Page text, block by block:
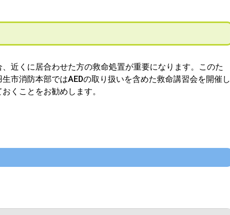
近くに居合わせた方の救命処置が重要になります。このた
市消防本部ではAEDの取り扱いを含めた救命講習会を開催し
くことをお勧めします。